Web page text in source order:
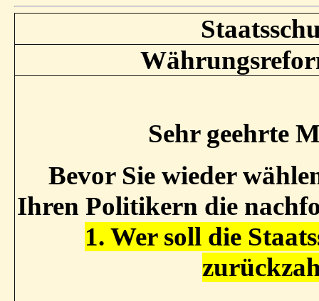
Sehr geehrte
Bevor Sie wieder
Ihren Politikern die
1. Wer soll die